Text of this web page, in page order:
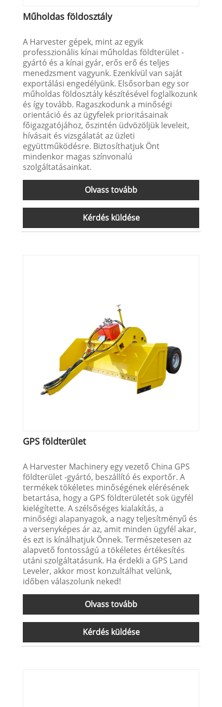
Műholdas földosztály
A Harvester gépek, mint az egyik
professzionális kínai műholdas földterület -
gyártó és a kínai gyár, erős erő és teljes
menedzsment vagyunk. Ezenkívül van saját
exportálási engedélyünk. Elsősorban egy sor
műholdas földosztály készítésével foglalkozunk
és így tovább. Ragaszkodunk a minőségi
orientáció és az ügyfelek prioritásainak
főigazgatójához, őszintén üdvözöljük leveleit,
hívásait és vizsgálatát az üzleti
együttműködésre. Biztosíthatjuk Önt
mindenkor magas színvonalú
szolgáltatásainkat.
Olvass tovább
Kérdés küldése
GPS földterület
A Harvester Machinery egy vezető China GPS
földterület -gyártó, beszállító és exportőr. A
termékek tökéletes minőségének elérésének
betartása, hogy a GPS földterületét sok ügyfél
kielégítette. A szélsőséges kialakítás, a
minőségi alapanyagok, a nagy teljesítményű és
a versenyképes ár az, amit minden ügyfél akar,
és ezt is kínálhatjuk Önnek. Természetesen az
alapvető fontosságú a tökéletes értékesítés
utáni szolgáltatásunk. Ha érdekli a GPS Land
Leveler, akkor most konzultálhat velünk,
időben válaszolunk neked!
Olvass tovább
Kérdés küldése